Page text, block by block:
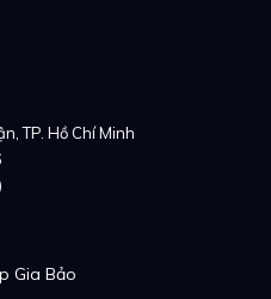
TP. Hồ Chí Minh
Gia Bảo